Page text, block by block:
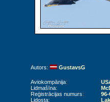
Autors: GustavsG
Aviokompānija:
Lidmašīna:
Reģistrācijas numurs:
96-
Lidosta: